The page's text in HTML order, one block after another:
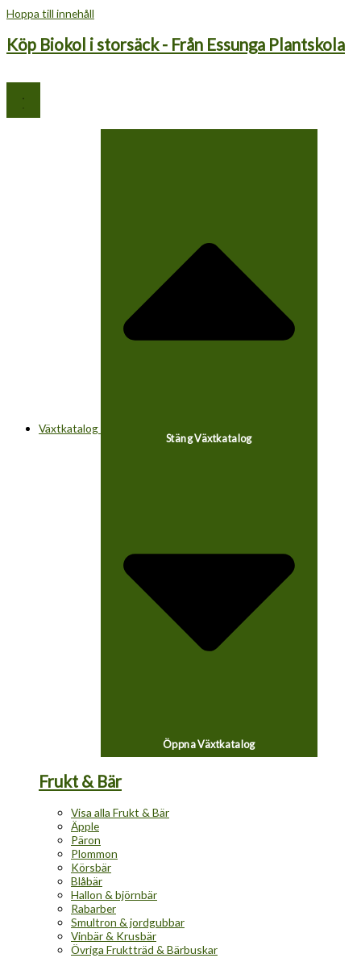
Hoppa till innehåll
Köp Biokol i storsäck - Från Essunga Plantskola
Växtkatalog
Stäng Växtkatalog
Öppna Växtkatalog
Frukt & Bär
Visa alla Frukt & Bär
Äpple
Päron
Plommon
Körsbär
Blåbär
Hallon & björnbär
Rabarber
Smultron & jordgubbar
Vinbär & Krusbär
Övriga Fruktträd & Bärbuskar